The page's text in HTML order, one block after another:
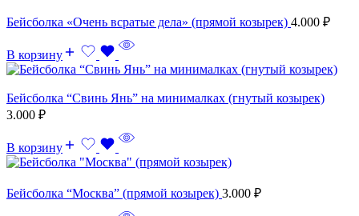
Бейсболка «Очень всратые дела» (прямой козырек) 4.000 ₽
В корзину
Бейсболка “Свинь Янь” на минималках (гнутый козырек)
3.000 ₽
В корзину
Бейсболка “Москва” (прямой козырек) 3.000 ₽